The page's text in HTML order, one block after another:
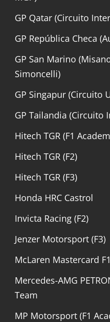
GP Qatar (Circuito
GP República Checa
GP San Marino
Simoncelli)
GP Singapur (Circuito
GP Tailandia (Circuito
Hitech TGR (F1
Hitech TGR (F2)
Hitech TGR (F3)
Honda HRC Castrol
Invicta Racing (F2)
Jenzer Motorsport (F3)
McLaren Mastercard
Mercedes-AMG
Team
MP Motorsport (F1